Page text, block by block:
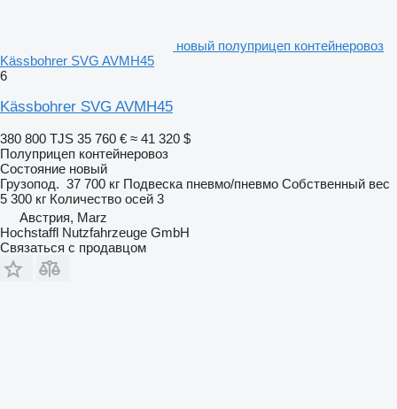
новый полуприцеп контейнеровоз
Kässbohrer SVG AVMH45
6
Kässbohrer SVG AVMH45
380 800 TJS 35 760 € ≈ 41 320 $
Полуприцеп контейнеровоз
Состояние новый
Грузопод. 37 700 кг Подвеска пневмо/пневмо Собственный вес
5 300 кг Количество осей 3
Австрия, Marz
Hochstaffl Nutzfahrzeuge GmbH
Связаться с продавцом